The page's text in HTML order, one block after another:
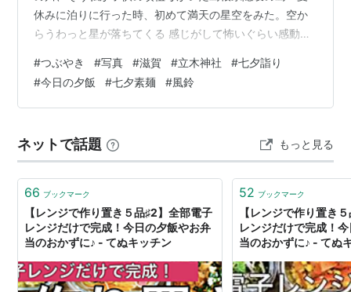
休みに泊りに行った時、初めて満天の星空をみた。空か
らうわっと星が落ちてくる 感じがして怖いぐらい感動し
となってしまっているが、あの島は今も満天の星空をみ
ることができるんだろうな。 さて、地元の神社では七夕
飾りをされていたので行ってみた。 去年も七夕詣りに訪
今年は曇天。少し蒸し暑いが去年よりは暑さなんて全然
マシだ。 花手水には紫陽花の他に色ん…
#つぶやき #写真 #滋賀 #立木神社 #七夕詣り
#今日の夕飯 #七夕素麺 #風鈴
ネットで話題 もっと見る
66 ブックマーク
【レンジで作り置き５品♯2】全部電子
レンジだけで完成！今日の夕飯やお弁
当のおかずに♪ - てぬキッチン
52 ブックマーク
【レンジで作り置き
レンジだけで完成！
当のおかずに♪ - てぬ